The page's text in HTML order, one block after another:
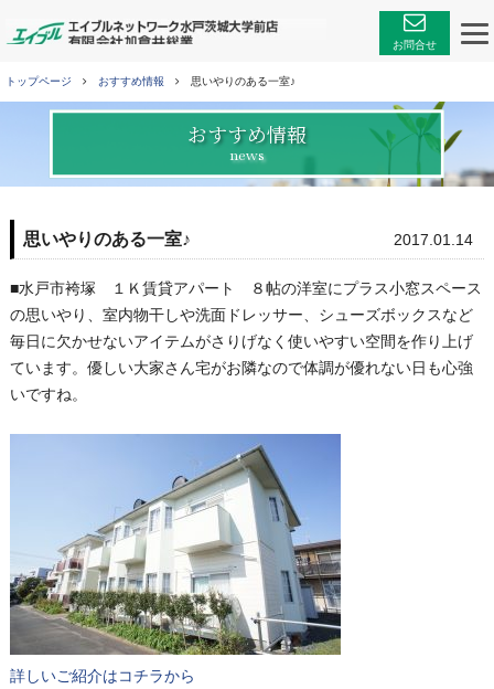
エイブルネットワーク
お問合せ
トップページ おすすめ情報 思いやりのある一室♪
おすすめ情報
news
思いやりのある一室♪ 2017.01.14
■水戸市袴塚 １Ｋ賃貸アパート ８帖の洋室にプラス小窓スペース
の思いやり、室内物干しや洗面ドレッサー、シューズボックスなど
毎日に欠かせないアイテムがさりげなく使いやすい空間を作り上げ
ています。優しい大家さん宅がお隣なので体調が優れない日も心強
いですね。
詳しいご紹介はコチラから